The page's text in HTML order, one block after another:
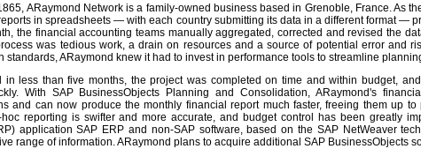
ARaymond Network is a family-owned business based in Grenoble, France. As
in spreadsheets — with each country submitting its data in a different format —
the financial accounting teams manually aggregated, corrected and revised the
was tedious work, a drain on resources and a source of potential error and
standards, ARaymond knew it had to invest in performance tools to streamline
in less than five months, the project was completed on time and within budget,
With SAP BusinessObjects Planning and Consolidation, ARaymond's
and can now produce the monthly financial report much faster, freeing them up
hoc reporting is swifter and more accurate, and budget control has been greatly
application SAP ERP and non-SAP software, based on the SAP NetWeaver
range of information. ARaymond plans to acquire additional SAP BusinessObjects